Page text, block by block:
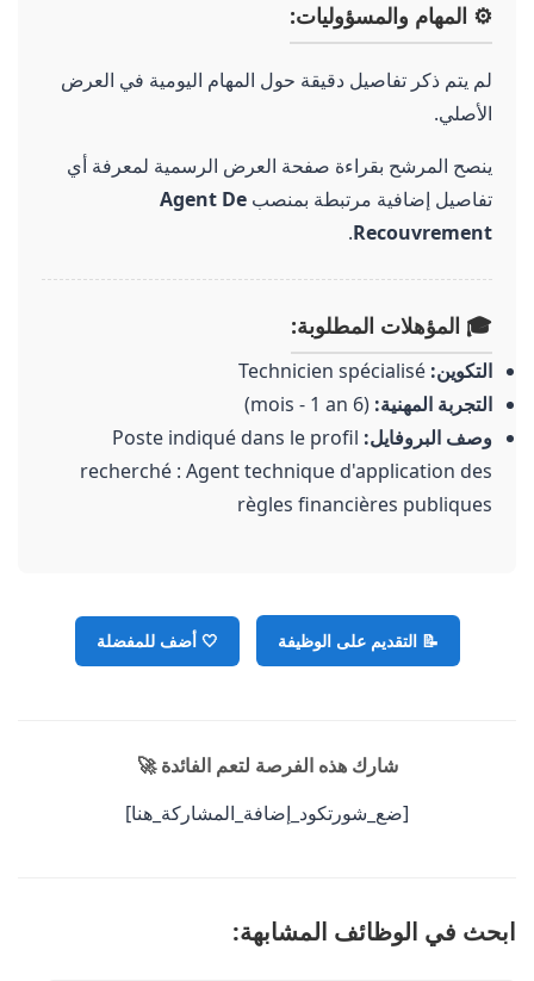
⚙️ المهام والمسؤوليات:
لم يتم ذكر تفاصيل دقيقة حول المهام اليومية في العرض
الأصلي.
ينصح المرشح بقراءة صفحة العرض الرسمية لمعرفة أي
تفاصيل إضافية مرتبطة بمنصب Agent De
Recouvrement
.
🎓 المؤهلات المطلوبة:
التكوين:
التجربة المهنية: (6 mois - 1 an)
وصف البروفايل: Poste indiqué dans le profil
recherché : Agent technique d'application des
règles financières publiques
📝 التقديم على الوظيفة 🤍 أضف للمفضلة
شارك هذه الفرصة لتعم الفائدة 🚀
[ضع_شورتكود_إضافة_المشاركة_هنا]
ابحث في الوظائف المشابهة: